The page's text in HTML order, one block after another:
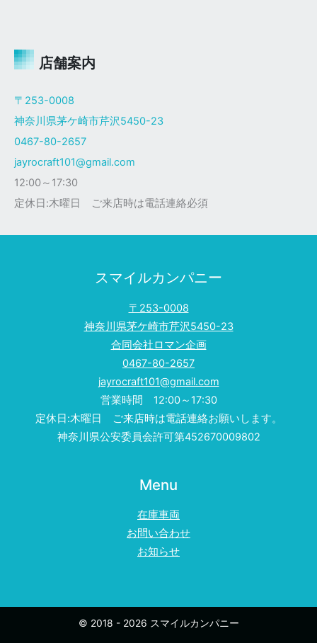
Ｘ
ク
様
店舗案内
〒253-0008
神奈川県茅ケ崎市芹沢5450-23
0467-80-2657
jayrocraft101@gmail.com
12:00～17:30
定休日:木曜日 ご来店時は電話連絡必須
スマイルカンパニー
〒253-0008
神奈川県茅ケ崎市芹沢5450-23
合同会社ロマン企画
0467-80-2657
jayrocraft101@gmail.com
営業時間 12:00～17:30
定休日:木曜日 ご来店時は電話連絡お願いします。
神奈川県公安委員会許可第452670009802
Menu
在庫車両
お問い合わせ
お知らせ
© 2018 - 2026 スマイルカンパニー